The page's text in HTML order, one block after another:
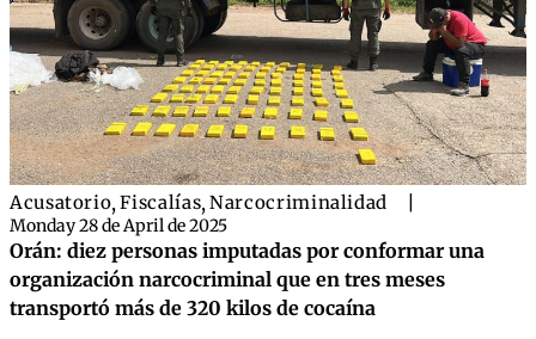
Acusatorio,Fiscalías,Narcocriminalidad
Monday 28 de April de 2025
Orán: diez personas imputadas por conformar una
organización narcocriminal que en tres meses
transportó más de 320 kilos de cocaína